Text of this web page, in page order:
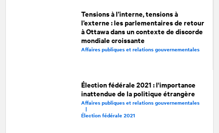
Tensions à l’interne, tensions à
l’externe : les parlementaires de retour
à Ottawa dans un contexte de discorde
mondiale croissante
Affaires publiques et relations gouvernementales
Élection fédérale 2021 : l'importance
inattendue de la politique étrangère
Affaires publiques et relations gouvernementales
|
Élection fédérale 2021